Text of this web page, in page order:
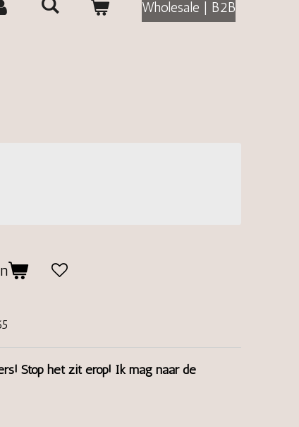
Wholesale | B2B
Stop het zit erop! Ik mag naar de